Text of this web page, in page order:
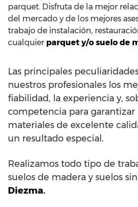
parquet. Disfruta de la mejor
del mercado y de los mejores
trabajo de instalación,
cualquier parquet y/o suelo de
Las principales
nuestros profesionales los
fiabilidad, la experiencia y,
competencia para garantizar
materiales de excelente
un resultado especial.
Realizamos todo tipo de
suelos de madera y suelos
Diezma.